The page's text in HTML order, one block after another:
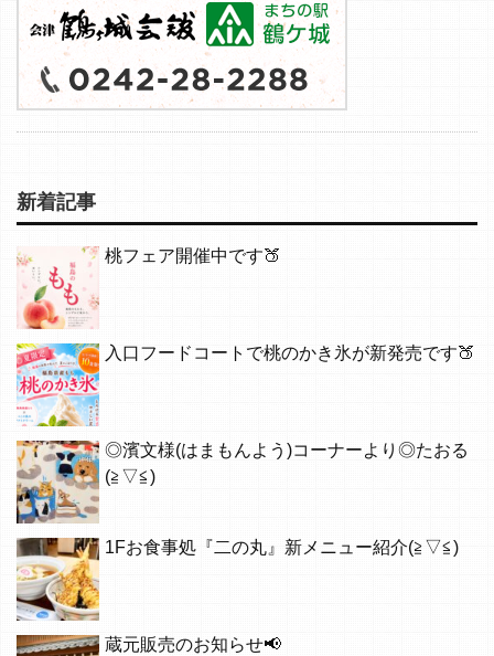
新着記事
桃フェア開催中です🍑
入口フードコートで桃のかき氷が新発売です🍑
◎濱文様(はまもんよう)コーナーより◎たおる
(≧▽≦)
1Fお食事処『二の丸』新メニュー紹介(≧▽≦)
蔵元販売のお知らせ📢